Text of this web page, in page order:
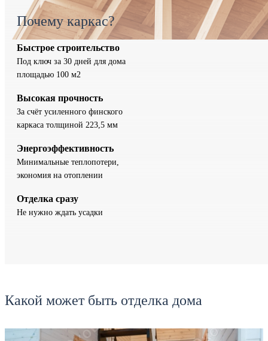
Почему каркас?
Быстрое строительство
Под ключ за 30 дней для дома
площадью 100 м2
Высокая прочность
За счёт усиленного финского
каркаса толщиной 223,5 мм
Энергоэффективность
Минимальные теплопотери,
экономия на отоплении
Отделка сразу
Не нужно ждать усадки
Какой может быть отделка дома